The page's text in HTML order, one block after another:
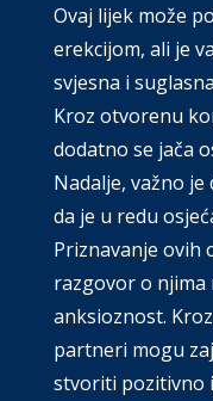
Ovaj lijek može
erekcijom, ali je
svjesna i
Kroz otvorenu
dodatno se jača
Nadalje, važno
da je u redu
Priznavanje ovih
razgovor o njima
anksioznost.
partneri mogu
stvoriti pozitivno